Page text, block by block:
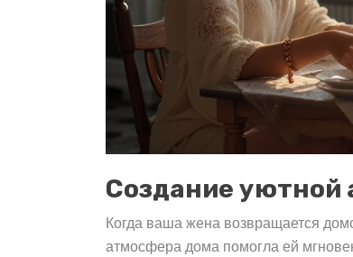
Создание уютной
Когда ваша жена возвращается
атмосфера дома помогла ей